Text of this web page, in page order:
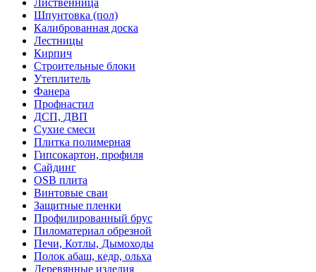
Лиственница
Шпунтовка (пол)
Калиброванная доска
Лестницы
Кирпич
Строительные блоки
Утеплитель
Фанера
Профнастил
ДСП, ДВП
Сухие смеси
Плитка полимерная
Гипсокартон, профиля
Сайдинг
OSB плита
Винтовые сваи
Защитные пленки
Профилированный брус
Пиломатериал обрезной
Печи, Котлы, Дымоходы
Полок абаш, кедр, ольха
Деревянные изделия